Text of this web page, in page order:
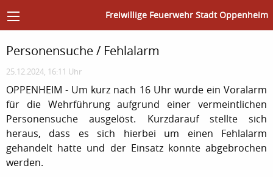
Freiwillige Feuerwehr Stadt Oppenheim
Personensuche / Fehlalarm
25.12.2024, 16:11 Uhr
OPPENHEIM - Um kurz nach 16 Uhr wurde ein Voralarm
für die Wehrführung aufgrund einer vermeintlichen
Personensuche ausgelöst. Kurzdarauf stellte sich
heraus, dass es sich hierbei um einen Fehlalarm
gehandelt hatte und der Einsatz konnte abgebrochen
werden.